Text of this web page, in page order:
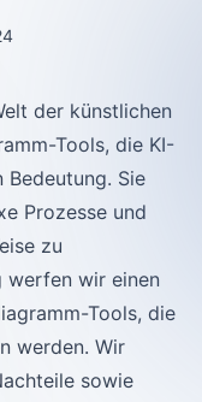
der künstlichen
Tools, die KI-
Bedeutung. Sie
Prozesse und
zu
werfen wir einen
Tools, die
werden. Wir
sowie